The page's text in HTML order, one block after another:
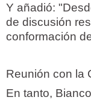
Y añadió:
de discusión
conformación
Reunión con la
En tanto,